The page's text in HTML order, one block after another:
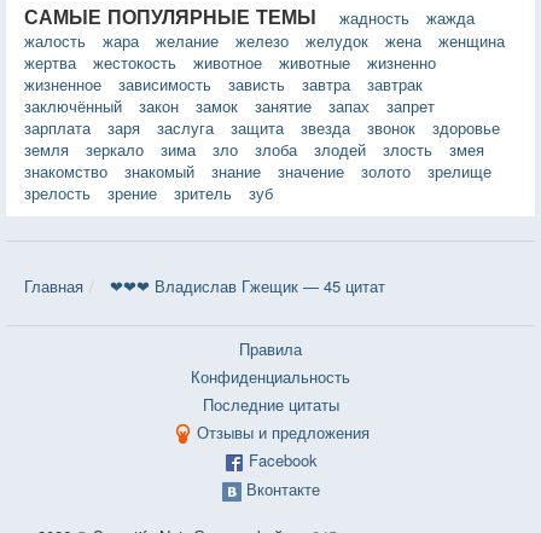
САМЫЕ ПОПУЛЯРНЫЕ ТЕМЫ жадность
жажда
жалость
жара желание железо желудок жена
женщина
жертва
жестокость животное животные
жизненно
жизненное
зависимость зависть завтра
завтрак
заключённый
закон замок занятие запах
запрет
зарплата
заря заслуга защита звезда звонок
здоровье
земля
зеркало зима зло злоба злодей злость
змея
знакомство
знакомый знание значение золото
зрелище
зрелость
зрение зритель зуб
Главная ❤❤❤ Владислав Гжещик — 45 цитат
Правила
Конфиденциальность
Последние цитаты
Отзывы и предложения
Facebook
Вконтакте